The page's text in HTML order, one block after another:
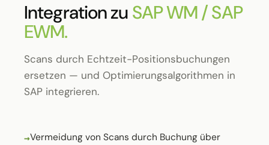
Integration zu SAP WM / SAP
EWM.
Scans durch Echtzeit-Positionsbuchungen
ersetzen — und Optimierungsalgorithmen in
SAP integrieren.
Vermeidung von Scans durch Buchung über